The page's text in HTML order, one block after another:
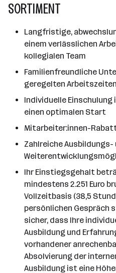
SORTIMENT
Langfristige,
einem verlässlichen
kollegialen Team
Familienfreundliche
geregelten Arbeitszeiten
Individuelle Einschulung
einen optimalen Start
Mitarbeiter:innen-
Zahlreiche Ausbildungs-
Ihr Einstiegsgehalt
mindestens 2.251 Euro
Vollzeitbasis (38,5
persönlichen Gespräch
sicher, dass Ihre
Ausbildung und
vorhandener
Absolvierung der
Ausbildung ist eine